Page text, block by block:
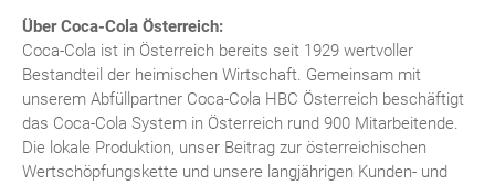
Über Coca-Cola Österreich:
Coca-Cola ist in Österreich bereits seit 1929 wertvoller
Bestandteil der heimischen Wirtschaft. Gemeinsam mit
unserem Abfüllpartner Coca-Cola HBC Österreich beschäftigt
das Coca-Cola System in Österreich rund 900 Mitarbeitende.
Die lokale Produktion, unser Beitrag zur österreichischen
Wertschöpfungskette und unsere langjährigen Kunden- und